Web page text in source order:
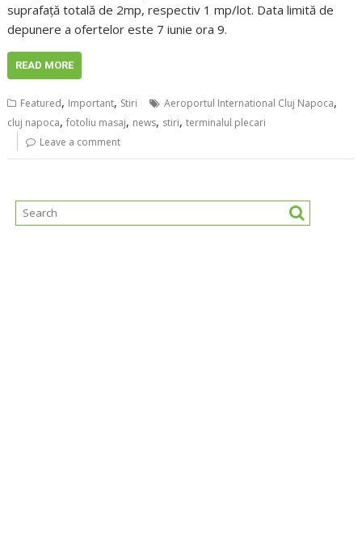
suprafață totală de 2mp, respectiv 1 mp/lot. Data limită de
depunere a ofertelor este 7 iunie ora 9.
READ MORE
Featured, Important, Stiri Aeroportul International Cluj Napoca,
cluj napoca,fotoliu masaj, news, stiri,terminalul plecari
Leave a comment